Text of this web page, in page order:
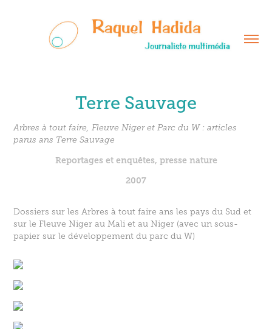
Terre Sauvage
Arbres à tout faire, Fleuve Niger et Parc du W : articles
parus ans Terre Sauvage
Reportages et enquêtes, presse nature
2007
Dossiers sur les Arbres à tout faire ans les pays du Sud et
sur le Fleuve Niger au Mali et au Niger (avec un sous-
papier sur le développement du parc du W)